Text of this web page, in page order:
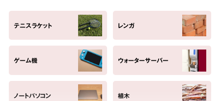
テニスラケット レンガ
ゲーム機 ウォーターサーバー
ノートパソコン 植木